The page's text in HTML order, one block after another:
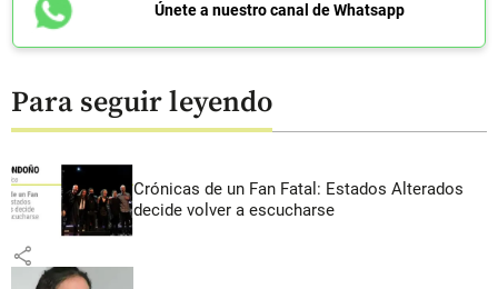
Únete a nuestro canal de Whatsapp
Para seguir leyendo
Crónicas de un Fan Fatal: Estados Alterados
decide volver a escucharse
share